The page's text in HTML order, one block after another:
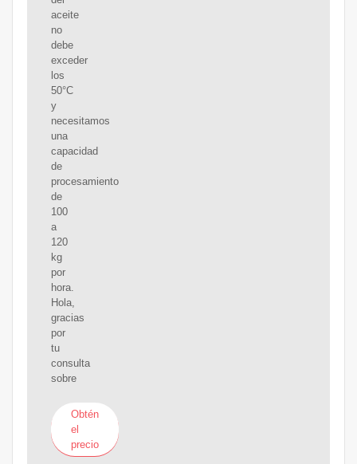
aceite
no
debe
exceder
los
50°C
y
necesitamos
una
capacidad
de
procesamiento
de
100
a
120
kg
por
hora.
Hola,
gracias
por
tu
consulta
sobre
Obtén
el
precio